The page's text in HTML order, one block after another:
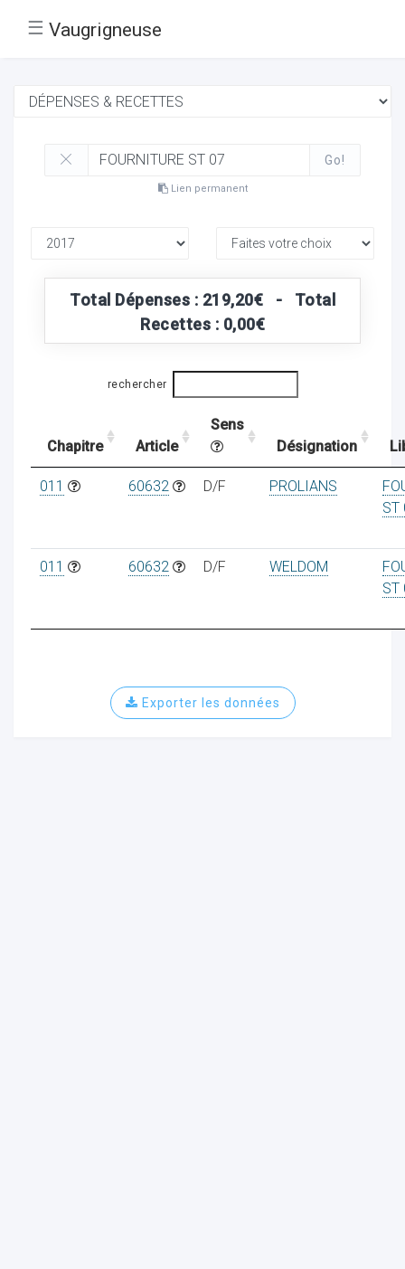
☰ Vaugrigneuse
Go!
Lien permanent
Total Dépenses : 219,20€ - Total
Recettes : 0,00€
rechercher
Chapitre Article
Sens
Désignation
011 60632 D/F PROLIANS
ST
011 60632 D/F WELDOM
ST
Exporter les données